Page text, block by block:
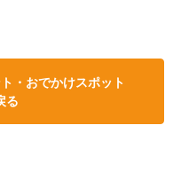
・おでかけスポット
る